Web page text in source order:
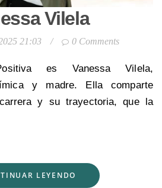
Vilela
21:03 / 0 Comments
es Vanessa Vilela,
y madre. Ella comparte
y su trayectoria, que la
LEYENDO